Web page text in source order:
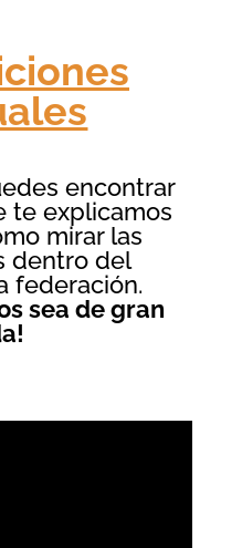
encontrar
te explicamos
mirar las
dentro del
federación.
sea de gran